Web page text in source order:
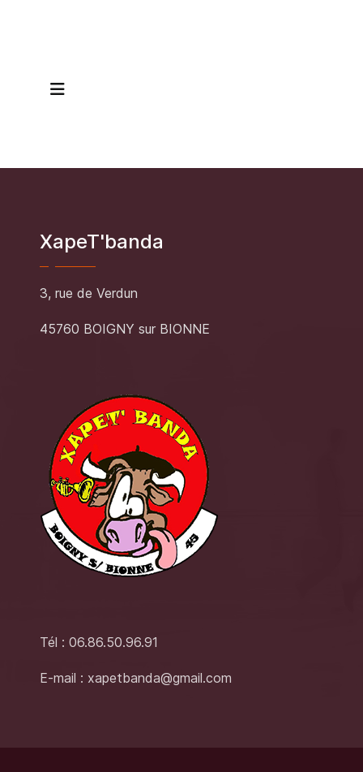
XapeT'banda
3, rue de Verdun
45760 BOIGNY sur BIONNE
Tél : 06.86.50.96.91
E-mail : xapetbanda@gmail.com